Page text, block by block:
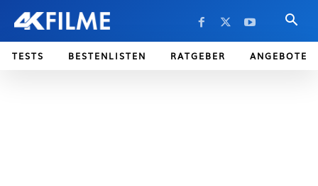
TESTS BESTENLISTEN RATGEBER ANGEBOTE